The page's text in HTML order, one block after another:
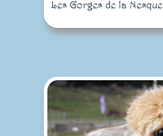
Les Gorges de la Nesque